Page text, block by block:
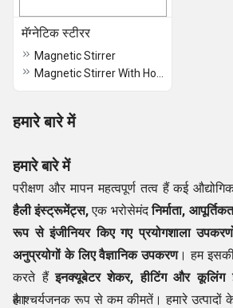
मॅग्नेटिक स्टीरर
Magnetic Stirrer
हमारे बारे में
हमारे बारे में
परीक्षण और मापन महत्वपूर्ण तत्व हैं कई
हैली इंस्ट्रूमेंट्स,एक भरोसेमंदनिर्माता,
रूप सेइंजीनियर किए गए प्रयोगशाला
अनुप्रयोगों के लिए वैज्ञानिक उपकरण। हम
करते हैंइनक्यूबेटर शेकर, हीटिंग और कूलिंग
आश्चर्यजनक रूप से कम कीमतें। हमारे उत्पादों के
है।